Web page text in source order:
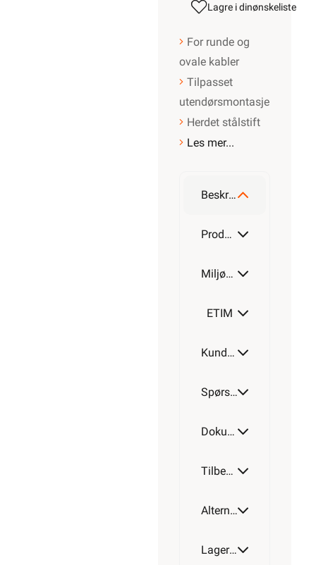
Lagre i dinønskeliste
For runde og
ovale kabler
Tilpasset
utendørsmontasje
Herdet stålstift
Les mer...
Beskrivelse
Produktdetaljer
Miljøparametere
ETIM
Kundeomtale
Spørsmål og svar
Dokumentasjon
Tilbehør
Alternative artikler
Lagerstatus